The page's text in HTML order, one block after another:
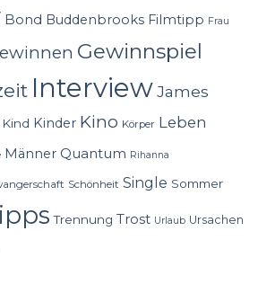
Bond Buddenbrooks Filmtipp Frau
Gewinnspiel
InterviewJames
Kind Kinder Kino Körper Leben
Männer Quantum Rihanna
Schönheit Single Sommer
Trennung Trost Urlaub Ursachen